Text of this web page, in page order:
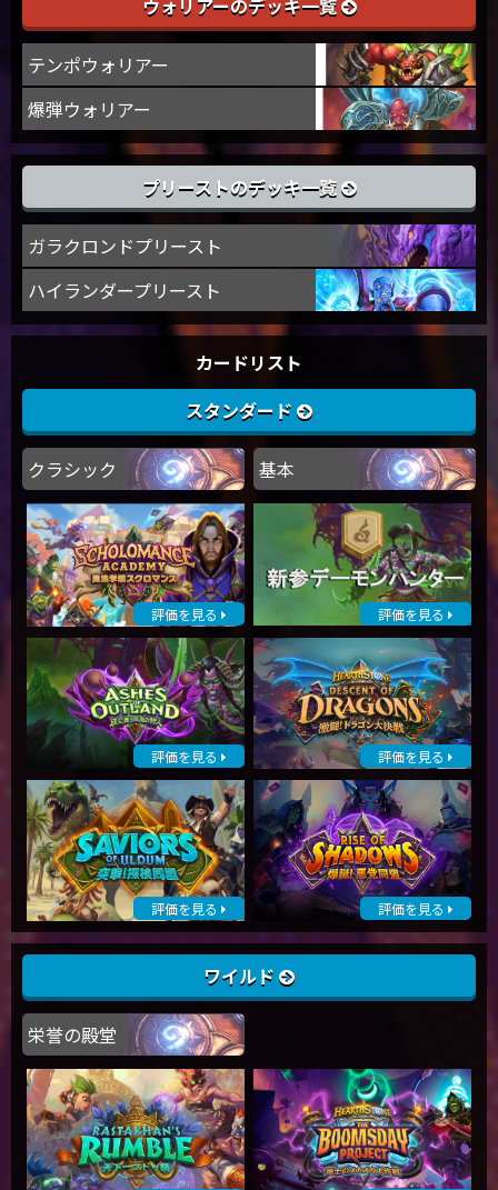
テンポウォリアー
爆弾ウォリアー
プリーストのデッキ一覧
ガラクロンドプリースト
ハイランダープリースト
カードリスト
スタンダード
クラシック 基本
評価を見る 評価を見る
評価を見る 評価を見る
評価を見る 評価を見る
ワイルド
栄誉の殿堂